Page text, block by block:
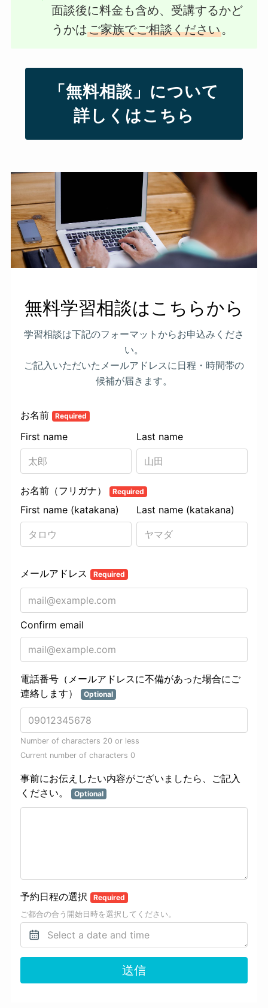
面談後に料金も含め、受講するかど
うかはご家族でご相談ください。
「無料相談」について
詳しくはこちら